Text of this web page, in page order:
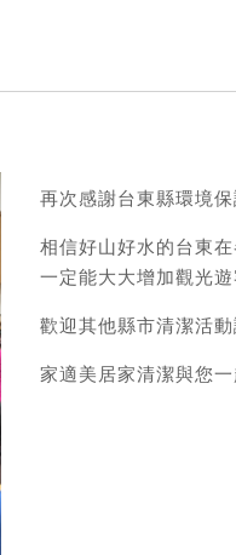
再次感謝台東縣環境
相信好山好水的台東
一定能大大增加觀光
歡迎其他縣市清潔活
家適美居家清潔與您